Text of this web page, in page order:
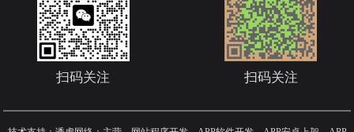
扫码关注 扫码关注